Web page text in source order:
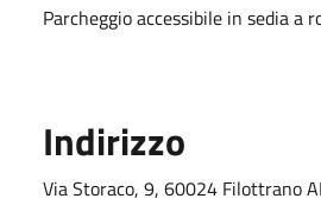
Parcheggio accessibile in sedia a
Indirizzo
Via Storaco, 9, 60024 Filottrano